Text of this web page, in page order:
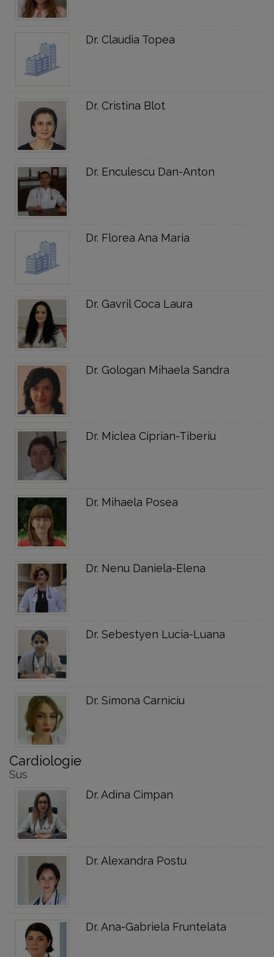
Dr. Claudia Topea
Dr. Cristina Blot
Dr. Enculescu Dan-Anton
Dr. Florea Ana Maria
Dr. Gavril Coca Laura
Dr. Gologan Mihaela Sandra
Dr. Miclea Ciprian-Tiberiu
Dr. Mihaela Posea
Dr. Nenu Daniela-Elena
Dr. Sebestyen Lucia-Luana
Dr. Simona Carniciu
Cardiologie
Sus
Dr. Adina Cimpan
Dr. Alexandra Postu
Dr. Ana-Gabriela Fruntelata